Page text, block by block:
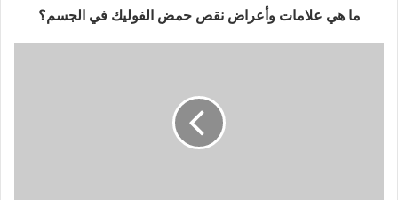
ما هي علامات وأعراض نقص حمض الفوليك في الجسم؟